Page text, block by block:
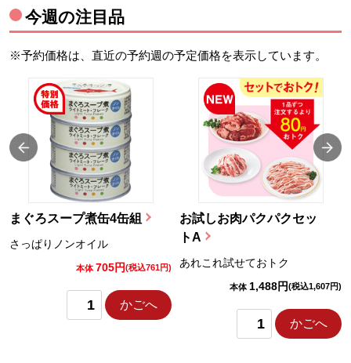
今週の注目品
※予約価格は、直近の予約週の予定価格を表示しています。
まぐろスープ煮缶4缶組
さっぱりノンオイル
本体 705円(税込761円)
かごへ
お試しお肉パクパクセッ
トA
あれこれ試せておトク
本体 1,488円(税込1,607円)
かごへ